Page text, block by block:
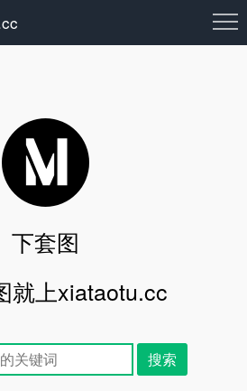
下套图
就上xiataotu.cc